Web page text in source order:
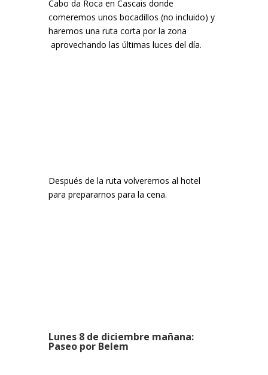
Cabo da Roca en Cascais donde
comeremos unos bocadillos (no incluido) y
haremos una ruta corta por la zona
aprovechando las últimas luces del día.
Después de la ruta volveremos al hotel
para prepararnos para la cena.
Lunes 8 de diciembre mañana:
Paseo por Belem